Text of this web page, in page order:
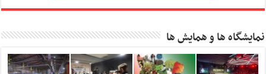
نمایشگاه ها و همایش ها